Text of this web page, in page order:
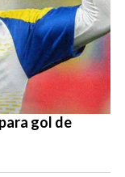
gol de